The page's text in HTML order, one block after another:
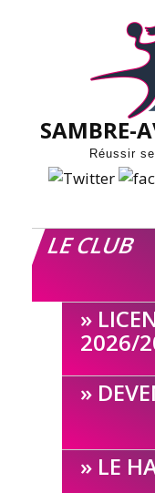
SAMBRE-
Réussir
LE CLUB
2026/
LE